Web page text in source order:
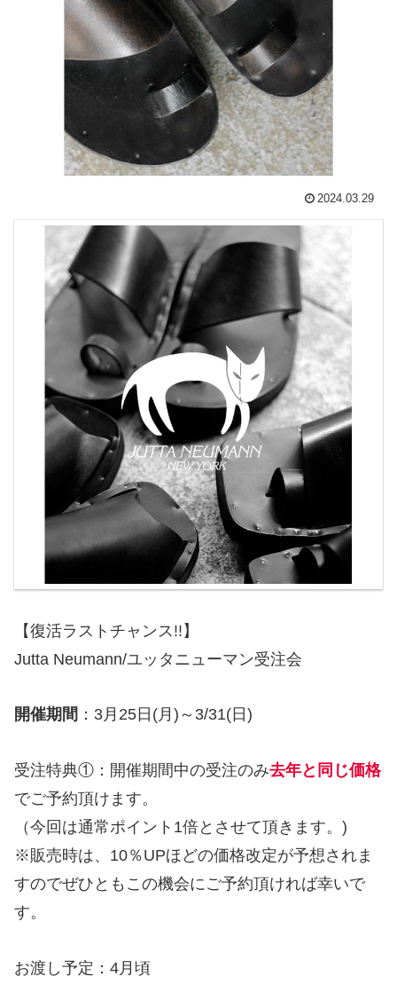
2024.03.29
【復活ラストチャンス!!】
Jutta Neumann/ユッタニューマン受注会
開催期間 ：3月25日(月)～3/31(日)
受注特典①：開催期間中の受注のみ去年と同じ価格
でご予約頂けます。
（今回は通常ポイント1倍とさせて頂きます。)
※販売時は、10％UPほどの価格改定が予想されま
すのでぜひともこの機会にご予約頂ければ幸いで
す。
お渡し予定：4月頃